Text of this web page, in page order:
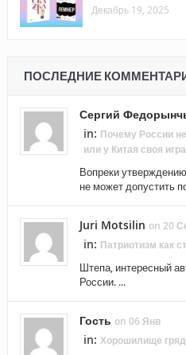
Декабрь 19, 2025
ПОСЛЕДНИЕ
Сергий
in: Почему России
или у Китая своя игра
Вопреки
не может допустить
Juri Motsilin on 20
in: Патриотизм как
Штепа, интересный
России. ...
Гость on 06 Янв
in: Хорошилище